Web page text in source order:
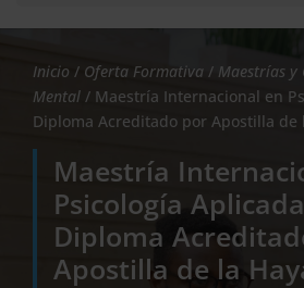
Inicio / Oferta Formativa / Maestrías y
Mental / Maestría Internacional en
Diploma Acreditado por Apostilla de
Maestría
Psicología
Diploma
Apostilla de la